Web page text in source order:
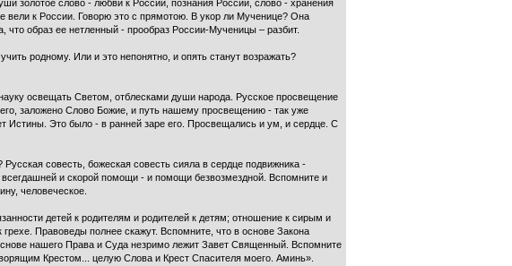
золотое слово - любви к России, познания Рос­сии, слово - хранения
вели к России. Говорю это с прямо­тою. В укор ли Мученице? Она
образ ее нетленный - прообраз России-Мученицы – разбит.
родному. Или и это непонятно, и опять станут возражать?
освещать Светом, отблесками души народа. Русское просвещение
заложено Слово Божие, и путь на­шему просвещению - так уже
Истины. Это было - в ранней заре его. Просвещались и ум, и сердце. С
совесть, божеская совесть сияла в сердце подвиж­ника -
и скорой помощи - и помощи безвозмездной. Вспомните и
человеческое.
детей к родителям и родителей к детям; отношение к сирым и
Правоведы полнее скажут. Вспомните, что в основе Закона
нашего Права и Суда незримо лежит Завет Священный. Вспомните
Крестом... целую Слова и Крест Спасителя моего. Аминь».